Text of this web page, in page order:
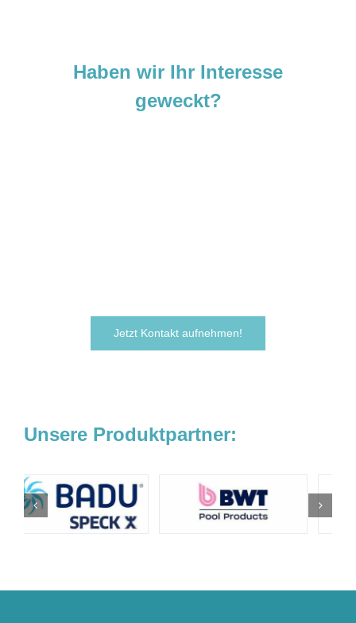
Haben wir Ihr Interesse
geweckt?
Jetzt Kontakt aufnehmen!
Unsere Produktpartner: